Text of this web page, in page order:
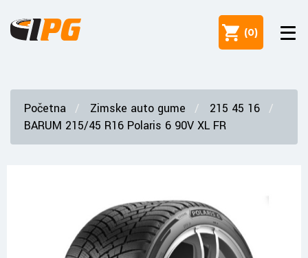
(0)
Početna Zimske auto gume
215 45 16
BARUM 215/45 R16 Polaris 6 90V XL FR